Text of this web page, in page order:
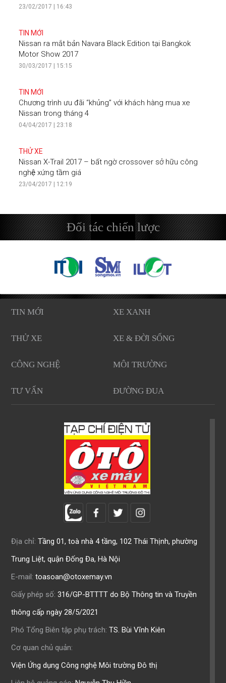
23/02/2017 | 16:43
TIN MỚI
Nissan ra mắt bản Navara Black Edition tại Bangkok
Motor Show 2017
30/03/2017 | 15:15
TIN MỚI
Chương trình ưu đãi “khủng” với khách hàng mua xe
Nissan trong tháng 4
04/04/2017 | 23:18
THỬ XE
Nissan X-Trail 2017 – bất ngờ crossover sở hữu công
nghệ xứng tầm giá
23/04/2017 | 12:19
Đối tác chiến lược
TIN MỚI XE XANH
THỬ XE XE & ĐỜI SỐNG
CÔNG NGHỆ MÔI TRƯỜNG
TƯ VẤN ĐƯỜNG ĐUA
Địa chỉ: Tầng 01, toà nhà 4 tầng, 102 Thái Thịnh, phường
Trung Liệt, quận Đống Đa, Hà Nội
E-mail: toasoan@otoxemay.vn
Giấy phép số: 316/GP-BTTTT do Bộ Thông tin và Truyền
thông cấp ngày 28/5/2021
Phó Tổng Biên tập phụ trách: TS. Bùi Vĩnh Kiên
Cơ quan chủ quản:
Viện Ứng dụng Công nghệ Môi trường Đô thị